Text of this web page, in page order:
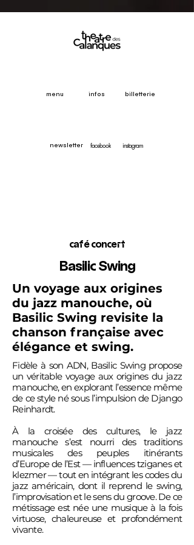
menu infos billetterie
newsletter facebook instagram
café concert
Basilic Swing
Un voyage aux origines
du jazz manouche, où
Basilic Swing revisite la
chanson française avec
élégance et swing.
Fidèle à son ADN, Basilic Swing propose
un véritable voyage aux origines du jazz
manouche, en explorant l’essence même
de ce style né sous l’impulsion de Django
Reinhardt.
À la croisée des cultures, le jazz
manouche s’est nourri des traditions
musicales des peuples itinérants
d’Europe de l’Est — influences tziganes et
klezmer — tout en intégrant les codes du
jazz américain, dont il reprend le swing,
l’improvisation et le sens du groove. De ce
métissage est née une musique à la fois
virtuose, chaleureuse et profondément
vivante.